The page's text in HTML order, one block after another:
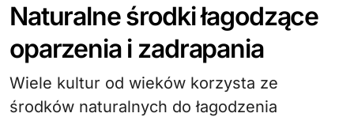
Naturalne środki łagodzące
oparzenia i zadrapania
Wiele kultur od wieków korzysta ze
środków naturalnych do łagodzenia